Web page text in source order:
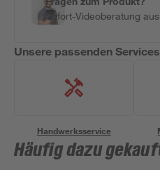
Sofort-Videoberatung
Unsere passenden Services
Handwerksservice
Häufig dazu